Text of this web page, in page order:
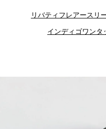
リバティフレアースリ
インディゴワンタ